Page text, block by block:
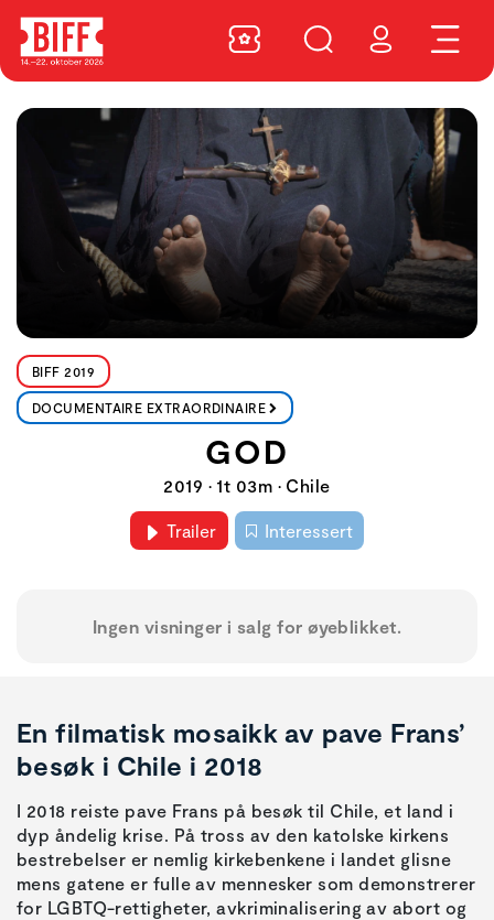
BIFF 2019
DOCUMENTAIRE EXTRAORDINAIRE
GOD
2019 • 1t 03m • Chile
Trailer Interessert
Ingen visninger i salg for øyeblikket.
En filmatisk mosaikk av pave Frans’
besøk i Chile i 2018
I 2018 reiste pave Frans på besøk til Chile, et land i
dyp åndelig krise. På tross av den katolske kirkens
bestrebelser er nemlig kirkebenkene i landet glisne
mens gatene er fulle av mennesker som demonstrerer
for LGBTQ-rettigheter, avkriminalisering av abort og